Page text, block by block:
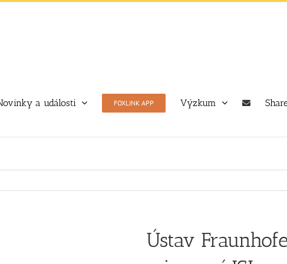
a události FOXLINK APP Výzkum
Ústav